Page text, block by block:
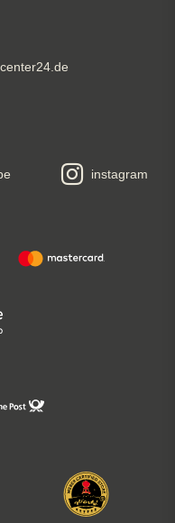
instagram